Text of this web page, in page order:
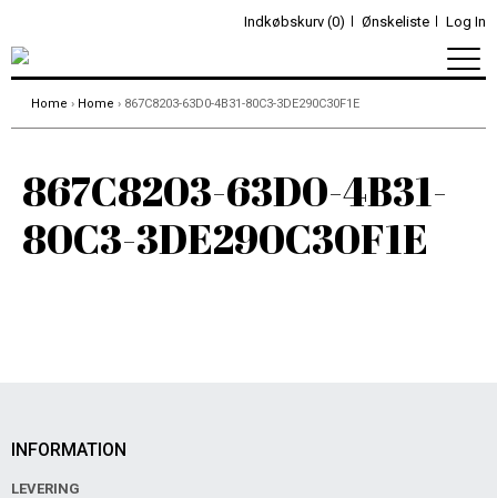
Indkøbskurv (0) Ønskeliste Log In
Home › Home › 867C8203-63D0-4B31-80C3-3DE290C30F1E
867C8203-63D0-4B31-
80C3-3DE290C30F1E
INFORMATION
LEVERING